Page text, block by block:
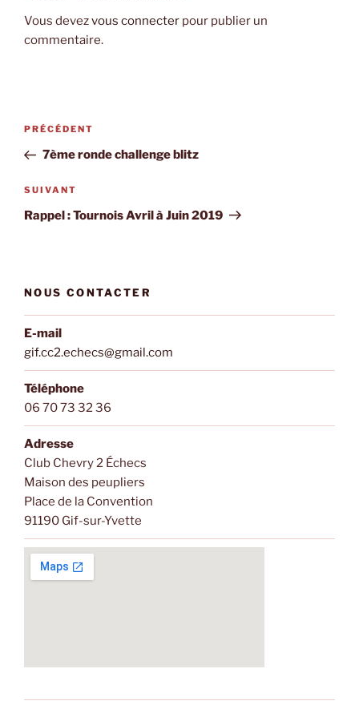
Vous devezvous connecter pour publier un
commentaire.
Navigation
l’article
Article
précédent
PRÉCÉDENT
7ème ronde challenge blitz
Article
suivant
SUIVANT
Rappel : Tournois Avril à Juin 2019
NOUS CONTACTER
E-mail
gif.cc2.echecs@gmail.com
Téléphone
06 70 73 32 36
Adresse
Club Chevry 2 Échecs
Maison des peupliers
Place de la Convention
91190 Gif-sur-Yvette